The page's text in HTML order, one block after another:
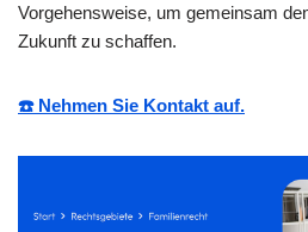
Vorgehensweise, um gemeinsam
Zukunft zu schaffen.
☎️ Nehmen Sie Kontakt auf.